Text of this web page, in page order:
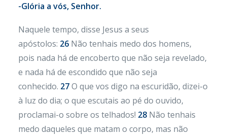
-Glória a vós, Senhor.
Naquele tempo, disse Jesus a seus
apóstolos: 26 Não tenhais medo dos homens,
pois nada há de encoberto que não seja revelado,
e nada há de escondido que não seja
conhecido. 27O que vos digo na escuridão, dizei-o
à luz do dia; o que escutais ao pé do ouvido,
proclamai-o sobre os telhados! 28 Não tenhais
medo daqueles que matam o corpo, mas não